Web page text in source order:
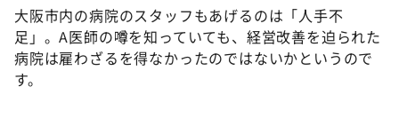
大阪市内の病院のスタッフもあげるのは「人手不
足」。A医師の噂を知っていても、経営改善を迫られた
病院は雇わざるを得なかったのではないかというので
す。